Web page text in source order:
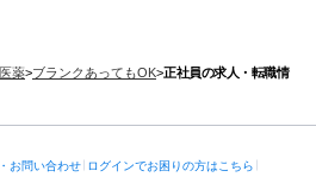
薬>ブランクあってもOK>正社員の求人・転職情
お問い合わせ ログインでお困りの方はこちら